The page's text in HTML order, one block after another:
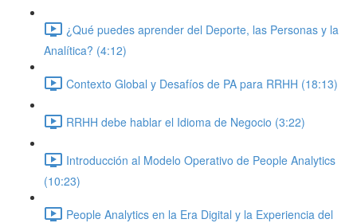
¿Qué puedes aprender del Deporte, las Personas y la
Analítica? (4:12)
Contexto Global y Desafíos de PA para RRHH (18:13)
RRHH debe hablar el Idioma de Negocio (3:22)
Introducción al Modelo Operativo de People Analytics
(10:23)
People Analytics en la Era Digital y la Experiencia del